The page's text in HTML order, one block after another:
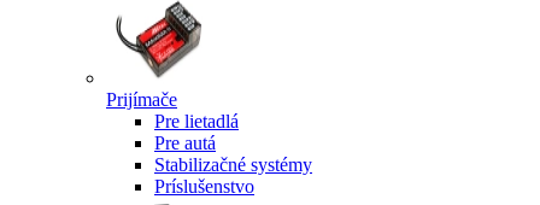
Prijímače
Pre lietadlá
Pre autá
Stabilizačné systémy
Príslušenstvo